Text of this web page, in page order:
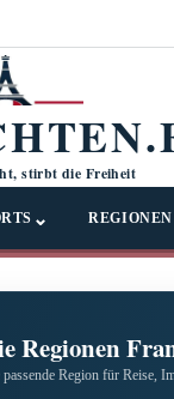
stirbt die Freiheit
⌄ REGIONEN
Regionen
Region für Reise,